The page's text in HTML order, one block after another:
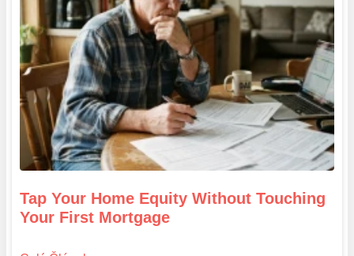
Tap Your Home Equity Without Touching
Your First Mortgage